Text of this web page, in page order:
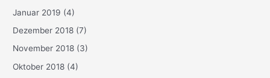
Januar 2019 (4)
Dezember 2018 (7)
November 2018 (3)
Oktober 2018 (4)